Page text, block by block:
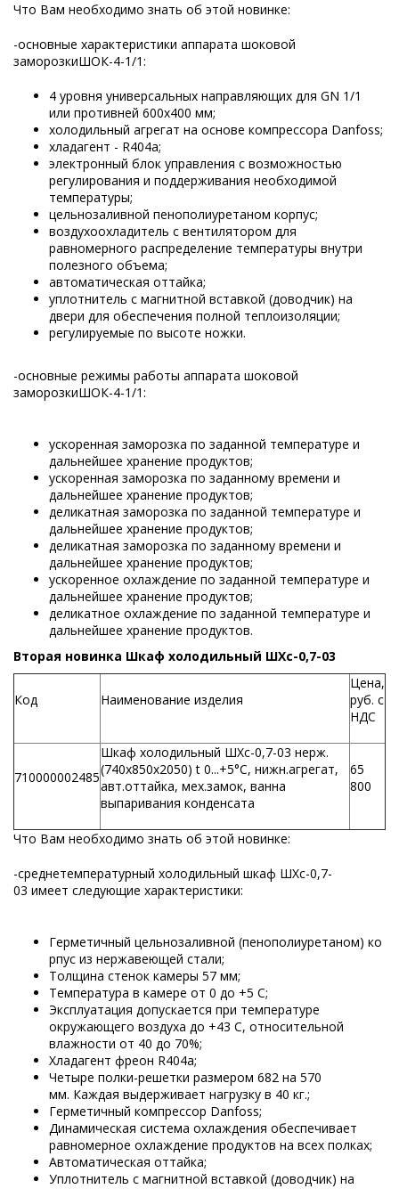
Что Вам необходимо знать об этой новинке:
-основные характеристики аппарата шоковой
заморозкиШОК-4-1/1:
4 уровня универсальных направляющих для GN 1/1
или противней 600х400 мм;
холодильный агрегат на основе компрессора Danfoss;
хладагент - R404a;
электронный блок управления с возможностью
регулирования и поддерживания необходимой
температуры;
цельнозаливной пенополиуретаном корпус;
воздухоохладитель с вентилятором для
равномерного распределение температуры внутри
полезного объема;
автоматическая оттайка;
уплотнитель с магнитной вставкой (доводчик) на
двери для обеспечения полной теплоизоляции;
регулируемые по высоте ножки.
-основные режимы работы аппарата шоковой
заморозкиШОК-4-1/1:
ускоренная заморозка по заданной температуре и
дальнейшее хранение продуктов;
ускоренная заморозка по заданному времени и
дальнейшее хранение продуктов;
деликатная заморозка по заданной температуре и
дальнейшее хранение продуктов;
деликатная заморозка по заданному времени и
дальнейшее хранение продуктов;
ускоренное охлаждение по заданной температуре и
дальнейшее хранение продуктов;
деликатное охлаждение по заданной температуре и
дальнейшее хранение продуктов.
Вторая новинка Шкаф холодильный ШХс-0,7-03
Код Наименование изделия
Цена,
руб. с
НДС
710000002485
Шкаф холодильный ШХс-0,7-03 нерж.
(740х850х2050) t 0...+5°С, нижн.агрегат,
авт.оттайка, мех.замок, ванна
выпаривания конденсата
65
800
Что Вам необходимо знать об этой новинке:
-среднетемпературный холодильный шкаф ШХс-0,7-
03 имеет следующие характеристики:
Герметичный цельнозаливной (пенополиуретаном) ко
рпус из нержавеющей стали;
Толщина стенок камеры 57 мм;
Температура в камере от 0 до +5 С;
Эксплуатация допускается при температуре
окружающего воздуха до +43 С, относительной
влажности от 40 до 70%;
Хладагент фреон R404а;
Четыре полки-решетки размером 682 на 570
мм. Каждая выдерживает нагрузку в 40 кг.;
Герметичный компрессор Danfoss;
Динамическая система охлаждения обеспечивает
равномерное охлаждение продуктов на всех полках;
Автоматическая оттайка;
Уплотнитель с магнитной вставкой (доводчик) на